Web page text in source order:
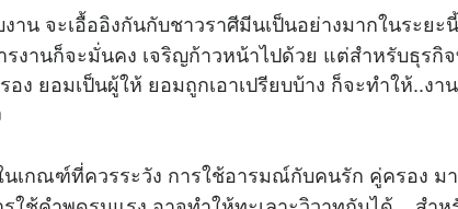
าน จะเอื้ออิงกันกับชาวราศีมีนเป็นอย่างมากในระยะ
รงานก็จะมั่นคง เจริญก้าวหน้าไปด้วย แต่สำหรับธุร
อง ยอมเป็นผู้ให้ ยอมถูกเอาเปรียบบ้าง ก็จะทำให้..ง
นเกณฑ์ที่ควรระวัง การใช้อารมณ์กับคนรัก คู่ครอง มา